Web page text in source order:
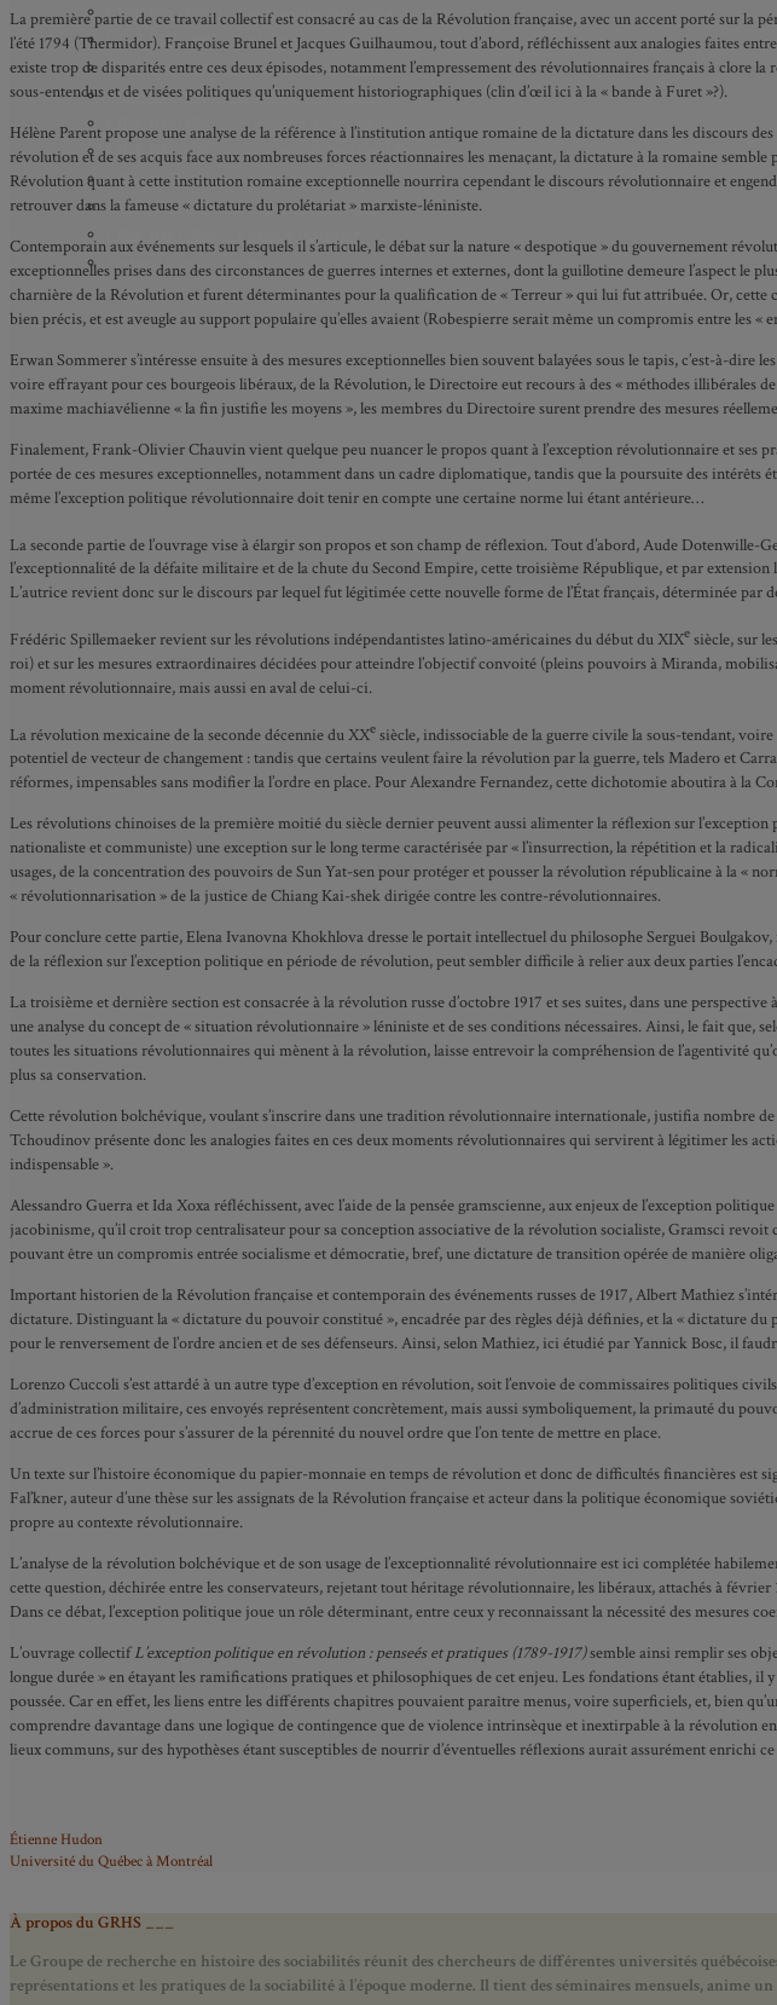
CINÉ-HISTOIRE – Voyage dans le cinéma japonais
CINÉ-HISTOIRE – La femme à la caméra
CINÉ-HISTOIRE – L’histoire comme chaos
CINÉ-HISTOIRE – Rome face à l’histoire
CINÉ-HISTOIRE – À l’ombre du 19e siècle
CINÉ-HISTOIRE – Sous l’œil de Bertrand Tavernier
CINÉ-HISTOIRE – L’histoire au tribunal
CINÉ-HISTOIRE – Le 18e siècle à l’écran
CINÉ-HISTOIRE – Kubrick historien
Perspectives citoyennes
La première partie de ce travail collectif est consacré au cas de la Révolution française, avec un accent porté sur la
l’été 1794 (Thermidor). Françoise Brunel et Jacques Guilhaumou, tout d’abord, réfléchissent aux analogies faites
existe trop de disparités entre ces deux épisodes, notamment l’empressement des révolutionnaires français à clore
sous-entendus et de visées politiques qu’uniquement historiographiques (clin d’œil ici à la « bande à Furet »?).
Hélène Parent propose une analyse de la référence à l’institution antique romaine de la dictature dans les discours
révolution et de ses acquis face aux nombreuses forces réactionnaires les menaçant, la dictature à la romaine
Révolution quant à cette institution romaine exceptionnelle nourrira cependant le discours révolutionnaire et
retrouver dans la fameuse « dictature du prolétariat » marxiste-léniniste.
Contemporain aux événements sur lesquels il s’articule, le débat sur la nature « despotique » du gouvernement
exceptionnelles prises dans des circonstances de guerres internes et externes, dont la guillotine demeure l’aspect
charnière de la Révolution et furent déterminantes pour la qualification de « Terreur » qui lui fut attribuée. Or, cette
bien précis, et est aveugle au support populaire qu’elles avaient (Robespierre serait même un compromis entre les «
Erwan Sommerer s’intéresse ensuite à des mesures exceptionnelles bien souvent balayées sous le tapis, c’est-à-
voire effrayant pour ces bourgeois libéraux, de la Révolution, le Directoire eut recours à des « méthodes illibérales
maxime machiavélienne « la fin justifie les moyens », les membres du Directoire surent prendre des mesures
Finalement, Frank-Olivier Chauvin vient quelque peu nuancer le propos quant à l’exception révolutionnaire et ses
portée de ces mesures exceptionnelles, notamment dans un cadre diplomatique, tandis que la poursuite des
même l’exception politique révolutionnaire doit tenir en compte une certaine norme lui étant antérieure…
La seconde partie de l’ouvrage vise à élargir son propos et son champ de réflexion. Tout d’abord, Aude Dotenwille-
l’exceptionnalité de la défaite militaire et de la chute du Second Empire, cette troisième République, et par
L’autrice revient donc sur le discours par lequel fut légitimée cette nouvelle forme de l’État français, déterminée par
Frédéric Spillemaeker revient sur les révolutions indépendantistes latino-américaines du début du XIXe siècle, sur
roi) et sur les mesures extraordinaires décidées pour atteindre l’objectif convoité (pleins pouvoirs à Miranda,
moment révolutionnaire, mais aussi en aval de celui-ci.
La révolution mexicaine de la seconde décennie du XXe siècle, indissociable de la guerre civile la sous-tendant,
potentiel de vecteur de changement : tandis que certains veulent faire la révolution par la guerre, tels Madero et
réformes, impensables sans modifier la l’ordre en place. Pour Alexandre Fernandez, cette dichotomie aboutira à la
Les révolutions chinoises de la première moitié du siècle dernier peuvent aussi alimenter la réflexion sur
nationaliste et communiste) une exception sur le long terme caractérisée par « l’insurrection, la répétition et la
usages, de la concentration des pouvoirs de Sun Yat-sen pour protéger et pousser la révolution républicaine à la «
« révolutionnarisation » de la justice de Chiang Kai-shek dirigée contre les contre-révolutionnaires.
Pour conclure cette partie, Elena Ivanovna Khokhlova dresse le portait intellectuel du philosophe Serguei
de la réflexion sur l’exception politique en période de révolution, peut sembler difficile à relier aux deux parties
La troisième et dernière section est consacrée à la révolution russe d’octobre 1917 et ses suites, dans une
une analyse du concept de « situation révolutionnaire » léniniste et de ses conditions nécessaires. Ainsi, le fait
toutes les situations révolutionnaires qui mènent à la révolution, laisse entrevoir la compréhension de l’agentivité
plus sa conservation.
Cette révolution bolchévique, voulant s’inscrire dans une tradition révolutionnaire internationale, justifia nombre
Tchoudinov présente donc les analogies faites en ces deux moments révolutionnaires qui servirent à légitimer les
indispensable ».
Alessandro Guerra et Ida Xoxa réfléchissent, avec l’aide de la pensée gramscienne, aux enjeux de l’exception
jacobinisme, qu’il croit trop centralisateur pour sa conception associative de la révolution socialiste, Gramsci
pouvant être un compromis entrée socialisme et démocratie, bref, une dictature de transition opérée de manière
Important historien de la Révolution française et contemporain des événements russes de 1917, Albert Mathiez
dictature. Distinguant la « dictature du pouvoir constitué », encadrée par des règles déjà définies, et la « dictature
pour le renversement de l’ordre ancien et de ses défenseurs. Ainsi, selon Mathiez, ici étudié par Yannick Bosc, il
Lorenzo Cuccoli s’est attardé à un autre type d’exception en révolution, soit l’envoie de commissaires politiques
d’administration militaire, ces envoyés représentent concrètement, mais aussi symboliquement, la primauté du
accrue de ces forces pour s’assurer de la pérennité du nouvel ordre que l’on tente de mettre en place.
Un texte sur l’histoire économique du papier-monnaie en temps de révolution et donc de difficultés financières est
Fal’kner, auteur d’une thèse sur les assignats de la Révolution française et acteur dans la politique économique
propre au contexte révolutionnaire.
L’analyse de la révolution bolchévique et de son usage de l’exceptionnalité révolutionnaire est ici complétée
cette question, déchirée entre les conservateurs, rejetant tout héritage révolutionnaire, les libéraux, attachés à
Dans ce débat, l’exception politique joue un rôle déterminant, entre ceux y reconnaissant la nécessité des mesures
L’ouvrage collectifL’exception politique en révolution : penseés et pratiques (1789-1917)semble ainsi remplir ses
longue durée » en étayant les ramifications pratiques et philosophiques de cet enjeu. Les fondations étant établies, il
poussée. Car en effet, les liens entre les différents chapitres pouvaient paraître menus, voire superficiels, et, bien
comprendre davantage dans une logique de contingence que de violence intrinsèque et inextirpable à la révolution
lieux communs, sur des hypothèses étant susceptibles de nourrir d’éventuelles réflexions aurait assurément enrichi
Étienne Hudon
Université du Québec à Montréal
À propos du GRHS ___
Le Groupe de recherche en histoire des sociabilités réunit des chercheurs de différentes universités
représentations et les pratiques de la sociabilité à l’époque moderne. Il tient des séminaires mensuels, anime